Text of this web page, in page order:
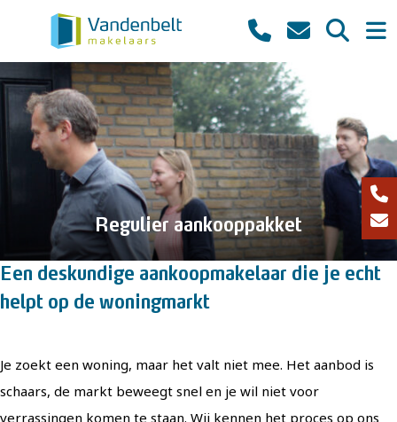
Regulier aankooppakket
Een deskundige aankoopmakelaar die je echt
helpt op de woningmarkt
Je zoekt een woning, maar het valt niet mee. Het aanbod is
schaars, de markt beweegt snel en je wil niet voor
verrassingen komen te staan. Wij kennen het proces op ons